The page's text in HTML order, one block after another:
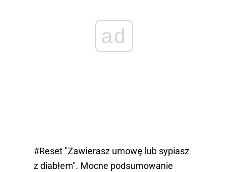
ad
#Reset "Zawierasz umowę lub sypiasz
z diabłem". Mocne podsumowanie